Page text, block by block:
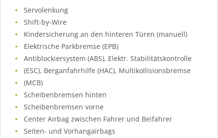
Servolenkung
Shift-by-Wire
Kindersicherung an den hinteren Türen (manuell)
Elektrische Parkbremse (EPB)
Antiblockiersystem (ABS), Elektr. Stabilitätskontrolle
(ESC), Berganfahrhilfe (HAC), Multikollisionsbremse
(MCB)
Scheibenbremsen hinten
Scheibenbremsen vorne
Center Airbag zwischen Fahrer und Beifahrer
Seiten- und Vorhangairbags